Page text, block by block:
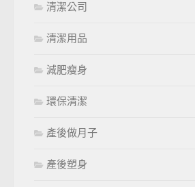
清潔公司
清潔用品
減肥瘦身
環保清潔
產後做月子
產後塑身